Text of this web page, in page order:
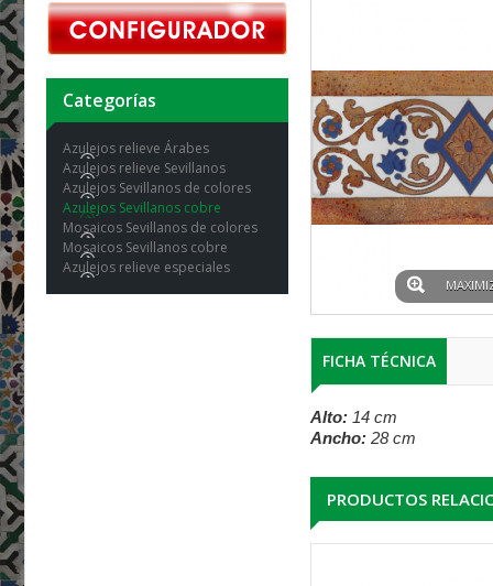
Categorías
Azulejos relieve Árabes
Azulejos relieve Sevillanos
Azulejos Sevillanos de colores
Azulejos Sevillanos cobre
Mosaicos Sevillanos de colores
Mosaicos Sevillanos cobre
Azulejos relieve especiales
FICHA TÉCNICA
Alto: 14 cm
Ancho: 28 cm
PRODUCTOS